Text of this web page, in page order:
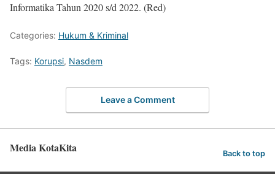
Informatika Tahun 2020 s/d 2022. (Red)
Categories: Hukum & Kriminal
Tags: Korupsi, Nasdem
Leave a Comment
Media KotaKita Back to top